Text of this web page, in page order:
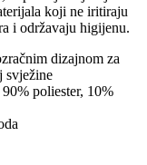
koji ne iritiraju
i održavaju higijenu.
dizajnom za
svježine
poliester, 10%